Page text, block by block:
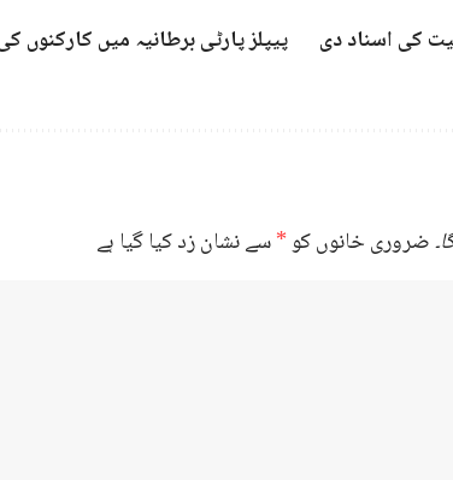
کی اسناد دی
پیپلز پارٹی برطانیہ میں کارکنوں
ضروری خانوں کو*سے نشان زد کیا گیا ہے